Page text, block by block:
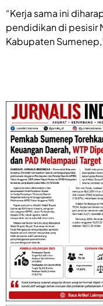
“Kerja sama ini
pendidikan di pesisir
Kabupaten